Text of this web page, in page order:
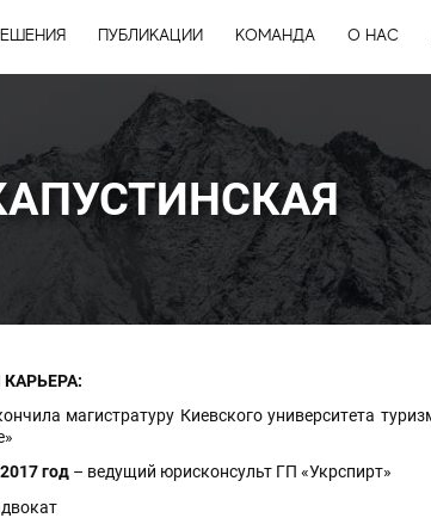
ПУБЛИКАЦИИ КОМАНДА О НАС
магистратуру Киевского университета
год – ведущий юрисконсульт ГП «Укрспирт»